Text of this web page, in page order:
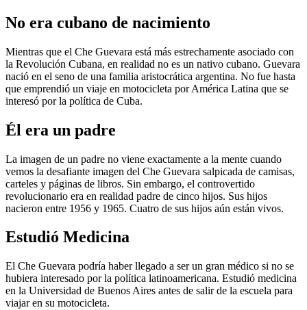
No era cubano de nacimiento
Mientras que el Che Guevara está más estrechamente asociado con
la Revolución Cubana, en realidad no es un nativo cubano. Guevara
nació en el seno de una familia aristocrática argentina. No fue hasta
que emprendió un viaje en motocicleta por América Latina que se
interesó por la política de Cuba.
Él era un padre
La imagen de un padre no viene exactamente a la mente cuando
vemos la desafiante imagen del Che Guevara salpicada de camisas,
carteles y páginas de libros. Sin embargo, el controvertido
revolucionario era en realidad padre de cinco hijos. Sus hijos
nacieron entre 1956 y 1965. Cuatro de sus hijos aún están vivos.
Estudió Medicina
El Che Guevara podría haber llegado a ser un gran médico si no se
hubiera interesado por la política latinoamericana. Estudió medicina
en la Universidad de Buenos Aires antes de salir de la escuela para
viajar en su motocicleta.